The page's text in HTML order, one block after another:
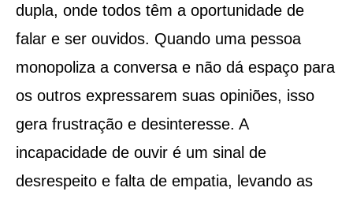
dupla, onde todos têm a oportunidade de
falar e ser ouvidos. Quando uma pessoa
monopoliza a conversa e não dá espaço para
os outros expressarem suas opiniões, isso
gera frustração e desinteresse. A
incapacidade de ouvir é um sinal de
desrespeito e falta de empatia, levando as